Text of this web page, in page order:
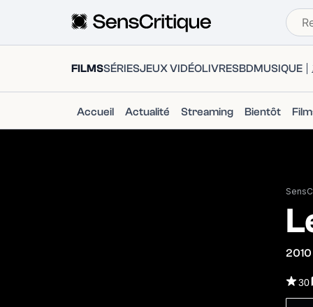
FILMSSÉRIESJEUX VIDÉOLIVRESBDMUSIQUE
Accueil Actualité Streaming Bientôt
2010
30